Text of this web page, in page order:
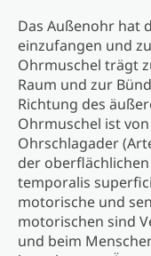
Das Außenohr hat
einzufangen und
Ohrmuschel trägt
Raum und zur
Richtung des
Ohrmuschel ist
Ohrschlagader
der
temporalis
motorische und
motorischen sind
und beim